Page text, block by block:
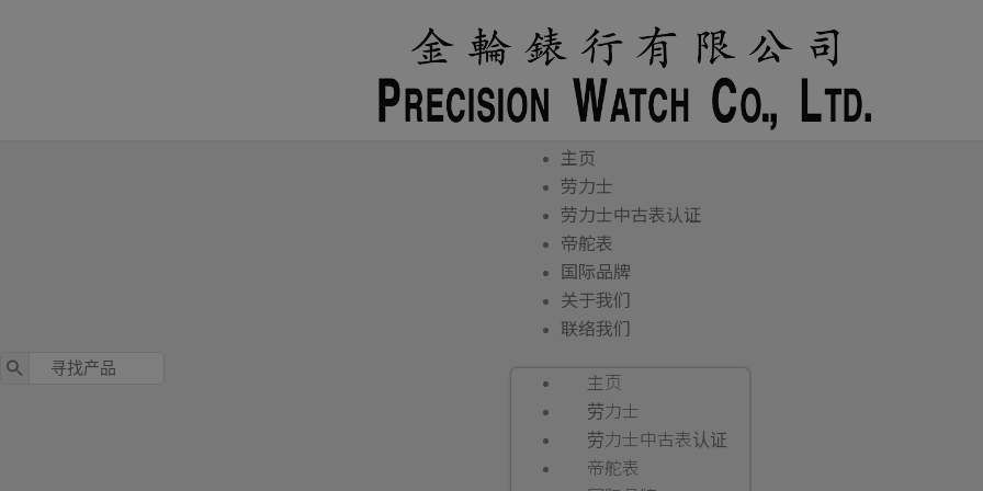
主页
劳力士
劳力士中古表认证
帝舵表
国际品牌
关于我们
联络我们
主页
劳力士
劳力士中古表认证
帝舵表